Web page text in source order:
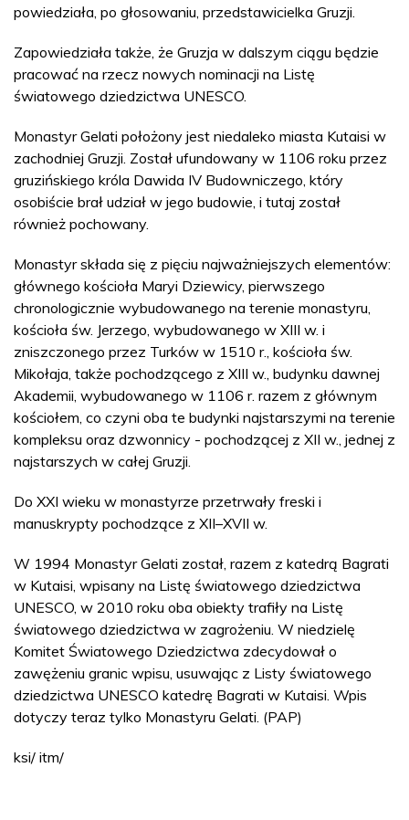
powiedziała, po głosowaniu, przedstawicielka Gruzji.
Zapowiedziała także, że Gruzja w dalszym ciągu będzie
pracować na rzecz nowych nominacji na Listę
światowego dziedzictwa UNESCO.
Monastyr Gelati położony jest niedaleko miasta Kutaisi w
zachodniej Gruzji. Został ufundowany w 1106 roku przez
gruzińskiego króla Dawida IV Budowniczego, który
osobiście brał udział w jego budowie, i tutaj został
również pochowany.
Monastyr składa się z pięciu najważniejszych elementów:
głównego kościoła Maryi Dziewicy, pierwszego
chronologicznie wybudowanego na terenie monastyru,
kościoła św. Jerzego, wybudowanego w XIII w. i
zniszczonego przez Turków w 1510 r., kościoła św.
Mikołaja, także pochodzącego z XIII w., budynku dawnej
Akademii, wybudowanego w 1106 r. razem z głównym
kościołem, co czyni oba te budynki najstarszymi na terenie
kompleksu oraz dzwonnicy - pochodzącej z XII w., jednej z
najstarszych w całej Gruzji.
Do XXI wieku w monastyrze przetrwały freski i
manuskrypty pochodzące z XII–XVII w.
W 1994 Monastyr Gelati został, razem z katedrą Bagrati
w Kutaisi, wpisany na Listę światowego dziedzictwa
UNESCO, w 2010 roku oba obiekty trafiły na Listę
światowego dziedzictwa w zagrożeniu. W niedzielę
Komitet Światowego Dziedzictwa zdecydował o
zawężeniu granic wpisu, usuwając z Listy światowego
dziedzictwa UNESCO katedrę Bagrati w Kutaisi. Wpis
dotyczy teraz tylko Monastyru Gelati. (PAP)
ksi/ itm/